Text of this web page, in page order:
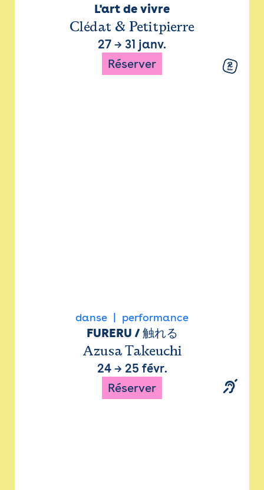
L'art de vivre
Clédat & Petitpierre
27 → 31 janv.
Réserver
danse performance
FURERU / 触れる
Azusa Takeuchi
24→ 25 févr.
Réserver